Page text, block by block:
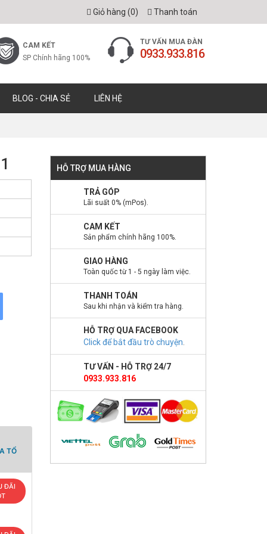
Thanh toán
Giỏ hàng (0)
CAM KẾT
SP Chính hãng 100%
TƯ VẤN MUA ĐÀN
0933.933.816
BLOG - CHIA SẺ LIÊN HỆ
TỔ
ĐÃI
HỖ TRỢ MUA HÀNG
TRẢ GÓP
Lãi suất 0% (mPos).
CAM KẾT
Sản phẩm chính hãng 100%.
GIAO HÀNG
Toàn quốc từ 1 - 5 ngày làm việc.
THANH TOÁN
Sau khi nhận và kiểm tra hàng.
HỖ TRỢ QUA FACEBOOK
Click để bắt đầu trò chuyện.
TƯ VẤN - HỖ TRỢ 24/7
0933.933.816